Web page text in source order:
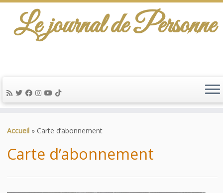
au
Le journal de Personne
Accueil » Carte d’abonnement
Carte d’abonnement